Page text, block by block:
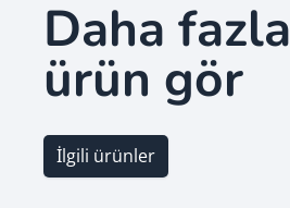
Daha fazla
ürün gör
İlgili ürünler